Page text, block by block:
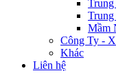
Mầm
Công Ty -
Khác
Liên hệ